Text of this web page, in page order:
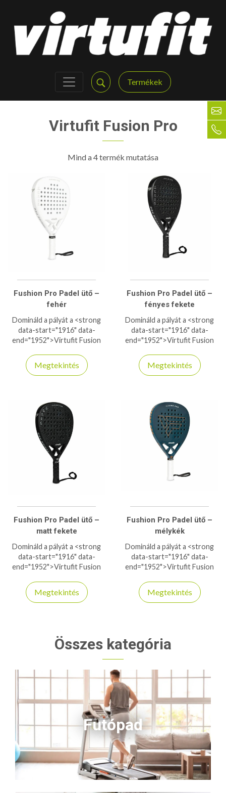
Termékek
Virtufit Fusion Pro
Mind a 4 termék mutatása
Fushion Pro Padel ütő –
fehér
Domináld a pályát a <strong
data-start="1916" data-
end="1952">Virtufit Fusion
Az 18K szénszálas felület és a
15° EVA habmag brutális erőt
(high balance) kialakítás extra
ütőerőt ad a smash-ekhez, míg
az ergonomikus markolat
kényelmes fogást garantál.
Haladó játékosoknak
tervezve, akik nem
kompromisszumot, hanem
teljesítményt keresnek. Ha
gyorsabb, erősebb és
Megtekintés
Fushion Pro Padel ütő –
fényes fekete
Domináld a pályát a <strong
data-start="1916" data-
end="1952">Virtufit Fusion
Az 18K szénszálas felület és a
15° EVA habmag brutális erőt
(high balance) kialakítás extra
ütőerőt ad a smash-ekhez, míg
az ergonomikus markolat
kényelmes fogást garantál.
Haladó játékosoknak
tervezve, akik nem
kompromisszumot, hanem
teljesítményt keresnek. Ha
gyorsabb, erősebb és
Megtekintés
Fushion Pro Padel ütő –
matt fekete
Domináld a pályát a <strong
data-start="1916" data-
end="1952">Virtufit Fusion
Az 18K szénszálas felület és a
15° EVA habmag brutális erőt
ütőerőt ad a smash-ekhez, míg
az ergonomikus markolat
Haladó játékosoknak
tervezve, akik nem
teljesítményt keresnek. Ha
gyorsabb, erősebb és
hatékonyabb játékra vágysz,
ez az ütő a te fegyvered!
Megtekintés
Fushion Pro Padel ütő –
mélykék
Domináld a pályát a <strong
data-start="1916" data-
end="1952">Virtufit Fusion
Az 18K szénszálas felület és a
15° EVA habmag brutális erőt
ütőerőt ad a smash-ekhez, míg
az ergonomikus markolat
Haladó játékosoknak
tervezve, akik nem
kompromisszumot, hanem
teljesítményt keresnek. Ha
gyorsabb, erősebb és
hatékonyabb játékra vágysz,
ez az ütő a te fegyvered!
Megtekintés
Összes kategória
Futópad